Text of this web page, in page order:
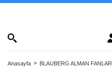
Anasayfa BLAUBERG ALMAN FANLAR